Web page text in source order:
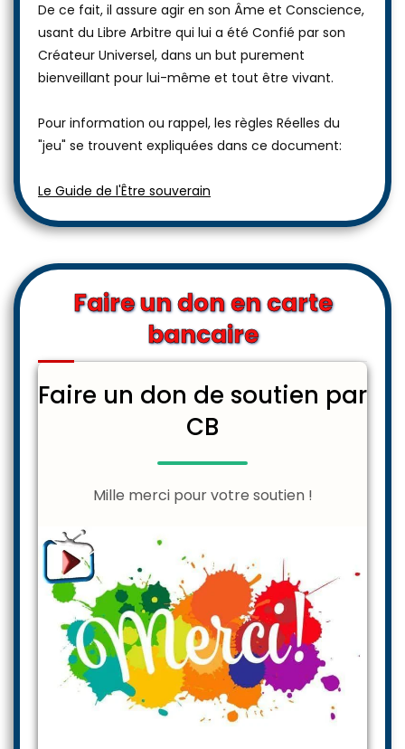
De ce fait, il assure agir en son Âme et Conscience,
usant du Libre Arbitre qui lui a été Confié par son
Créateur Universel, dans un but purement
bienveillant pour lui-même et tout être vivant.
Pour information ou rappel, les règles Réelles du
"jeu" se trouvent expliquées dans ce document:
Le Guide de l'Être souverain
Faire un don en carte
bancaire
Faire un don de soutien par
CB
Mille merci pour votre soutien !